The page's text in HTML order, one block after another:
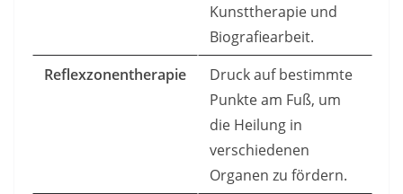
Kunsttherapie und
Biografiearbeit.
Reflexzonentherapie
Druck auf bestimmte
Punkte am Fuß, um
die Heilung in
verschiedenen
Organen zu fördern.